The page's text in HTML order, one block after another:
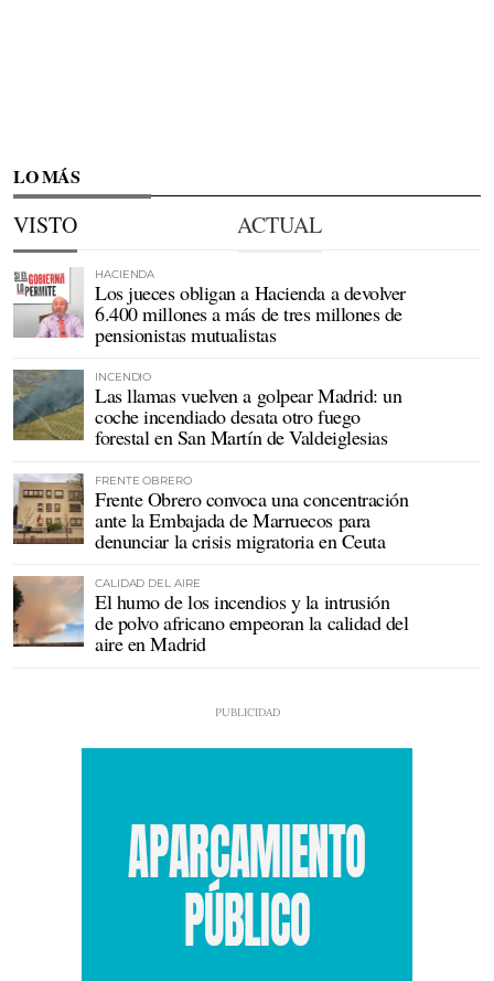
LO MÁS
VISTO ACTUAL
HACIENDA
Los jueces obligan a Hacienda a devolver
6.400 millones a más de tres millones de
pensionistas mutualistas
INCENDIO
Las llamas vuelven a golpear Madrid: un
coche incendiado desata otro fuego
forestal en San Martín de Valdeiglesias
FRENTE OBRERO
Frente Obrero convoca una concentración
ante la Embajada de Marruecos para
denunciar la crisis migratoria en Ceuta
CALIDAD DEL AIRE
El humo de los incendios y la intrusión
de polvo africano empeoran la calidad del
aire en Madrid